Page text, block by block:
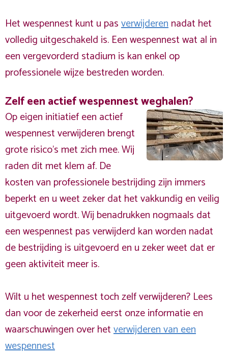
Het wespennest kunt u pasverwijderennadat het
volledig uitgeschakeld is. Een wespennest wat al in
een vergevorderd stadium is kan enkel op
professionele wijze bestreden worden.
Zelf een actief wespennest weghalen?
Op eigen initiatief een actief
wespennest verwijderen brengt
grote risico’s met zich mee. Wij
raden dit met klem af. De
kosten van professionele bestrijding zijn immers
beperkt en u weet zeker dat het vakkundig en veilig
uitgevoerd wordt. Wij benadrukken nogmaals dat
een wespennest pas verwijderd kan worden nadat
de bestrijding is uitgevoerd en u zeker weet dat er
geen aktiviteit meer is.
Wilt u het wespennest toch zelf verwijderen? Lees
dan voor de zekerheid eerst onze informatie en
waarschuwingen over hetverwijderen van een
wespennest